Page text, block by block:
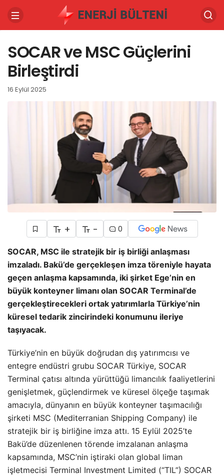
SOCAR ve MSC Güçlerini
Birleştirdi
16 Eylül 2025
+ - 0
SOCAR, MSC ile stratejik bir iş birliği anlaşması
imzaladı. Bakü’de gerçekleşen imza töreniyle hayata
geçen anlaşma kapsamında, iki şirket Ege’nin en
büyük konteyner limanı olan SOCAR Terminal’de
gerçekleştirecekleri ortak yatırımlarla Türkiye’nin
küresel tedarik zincirindeki konumunu ileriye
taşıyacak.
Türkiye’nin en büyük doğrudan dış yatırımcısı ve
entegre endüstri grubu SOCAR Türkiye, SOCAR
Terminal çatısı altında yürüttüğü limancılık faaliyetlerini
genişletmek, güçlendirmek ve küresel ölçeğe taşımak
amacıyla, dünyanın en büyük konteyner taşımacılığı
şirketi MSC (Mediterranian Shipping Company) ile
stratejik bir iş birliğine imza attı. 15 Eylül 2025’te
Bakü’de düzenlenen törende imzalanan anlaşma
kapsamında, MSC’nin iştiraki olan global liman
işletmecisi Terminal Investment Limited (“TIL”) SOCAR